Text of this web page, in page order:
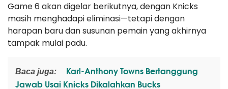
Game 6 akan digelar berikutnya, dengan Knicks
masih menghadapi eliminasi—tetapi dengan
harapan baru dan susunan pemain yang akhirnya
tampak mulai padu.
Baca juga:
Karl-Anthony Towns Bertanggung
Jawab Usai Knicks Dikalahkan Bucks